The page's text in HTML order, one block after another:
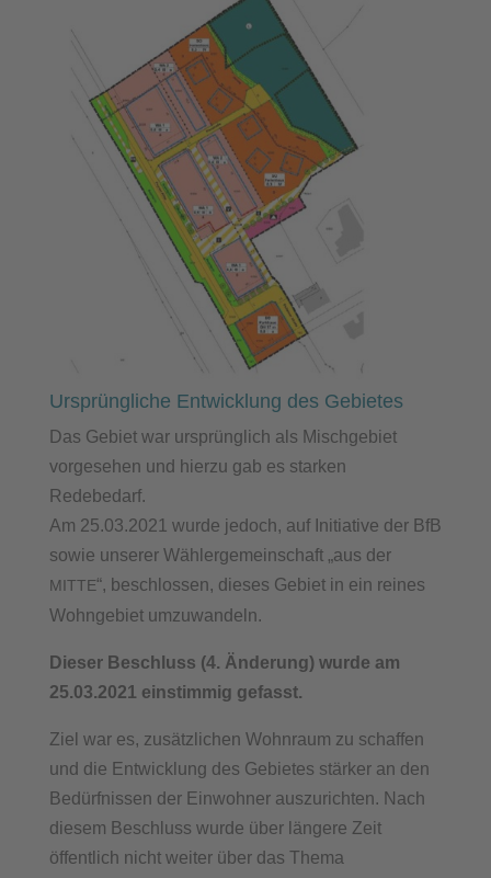
Ursprüngliche Entwicklung des Gebietes
Das Gebiet war ursprünglich als Mischgebiet
vorgesehen und hierzu gab es starken
Redebedarf.
Am 25.03.2021 wurde jedoch, auf Initiative der BfB
sowie unserer Wählergemeinschaft „aus der
MITTE“, beschlossen, dieses Gebiet in ein reines
Wohngebiet umzuwandeln.
Dieser Beschluss (4. Änderung) wurde am
25.03.2021 einstimmig gefasst.
Ziel war es, zusätzlichen Wohnraum zu schaffen
und die Entwicklung des Gebietes stärker an den
Bedürfnissen der Einwohner auszurichten. Nach
diesem Beschluss wurde über längere Zeit
öffentlich nicht weiter über das Thema